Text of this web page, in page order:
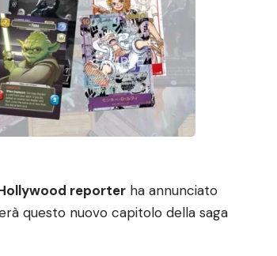
reporter ha annunciato
questo nuovo capitolo della saga